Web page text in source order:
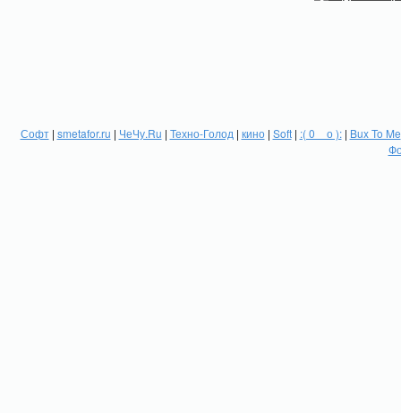
Софт| smetafor.ru | ЧеЧу.Ru | Техно-Голод | кино| Soft| :( 0 _ о ):| Bux To Me